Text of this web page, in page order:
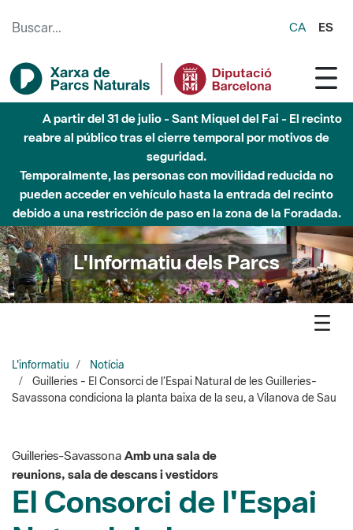
CA ES
Hasta diciembre de 2026 - Parque Fluvial Besós -
Afectaciones en el cauce del Parque Fluvial del Besòs debido
a obras de construcción de una pasarela sobre el río
L'Informatiu dels Parcs
L'informatiu
Notícia
Guilleries - El Consorci de l’Espai Natural de les Guilleries-
Guilleries-Savassona Amb una sala de
El Consorci de l'Espai
Natural de les
Guilleries-Savassona